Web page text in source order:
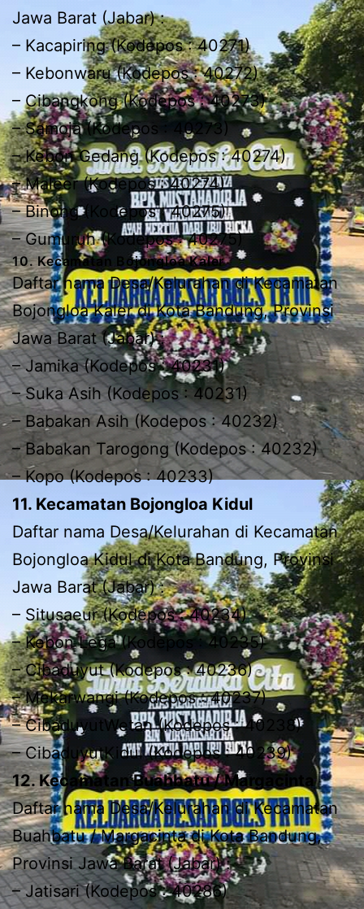
Jawa Barat (Jabar) :
– Kacapiring (Kodepos : 40271)
– Kebonwaru (Kodepos : 40272)
– Cibangkong (Kodepos : 40273)
– Samoja (Kodepos : 40273)
– Kebon Gedang (Kodepos : 40274)
– Maleer (Kodepos : 40274)
– Binong (Kodepos : 40275)
– Gumuruh (Kodepos : 40275)
10. Kecamatan Bojongloa Kaler
Daftar nama Desa/Kelurahan di Kecamatan
Bojongloa Kaler di Kota Bandung, Provinsi
Jawa Barat (Jabar) :
– Jamika (Kodepos : 40231)
– Suka Asih (Kodepos : 40231)
– Babakan Asih (Kodepos : 40232)
– Babakan Tarogong (Kodepos : 40232)
– Kopo (Kodepos : 40233)
11. Kecamatan Bojongloa Kidul
Daftar nama Desa/Kelurahan di Kecamatan
Bojongloa Kidul di Kota Bandung, Provinsi
Jawa Barat (Jabar) :
– Situsaeur (Kodepos : 40234)
– Kebon Lega (Kodepos : 40235)
– Cibaduyut (Kodepos : 40236)
– Mekarwangi (Kodepos : 40237)
– CibaduyutWetan (Kodepos : 40238)
– CibaduyutKidul (Kodepos : 40239)
12. Kecamatan Buahbatu / Margacinta
Daftar nama Desa/Kelurahan di Kecamatan
Buahbatu / Margacinta di Kota Bandung,
Provinsi Jawa Barat (Jabar) :
– Jatisari (Kodepos : 40286)